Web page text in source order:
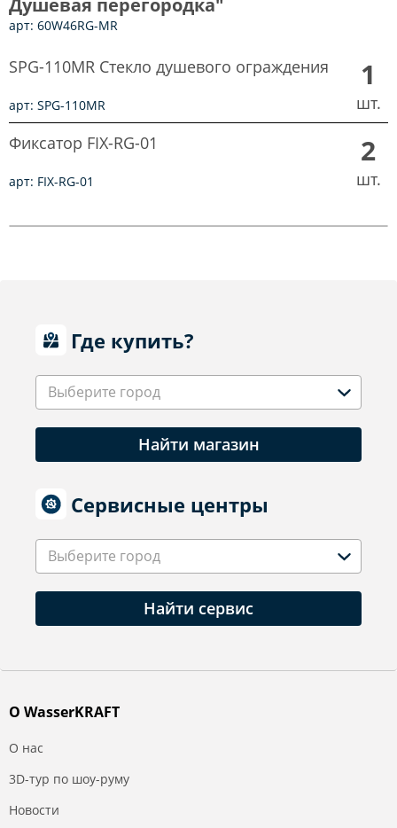
Душевая перегородка"
арт: 60W46RG-MR
SPG-110MR Стекло душевого ограждения
арт: SPG-110MR
1
шт.
Фиксатор FIX-RG-01
арт: FIX-RG-01
2
шт.
Где купить?
Выберите город
Найти магазин
Сервисные центры
Выберите город
Найти сервис
О WasserKRAFT
О нас
3D-тур по шоу-руму
Новости